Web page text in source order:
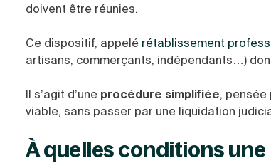
doivent être réunies.
Ce dispositif, appelé rétablissement
artisans, commerçants, indépendants…)
Il s’agit d’une procédure simplifiée, pensée
viable, sans passer par une liquidation
À quelles conditions